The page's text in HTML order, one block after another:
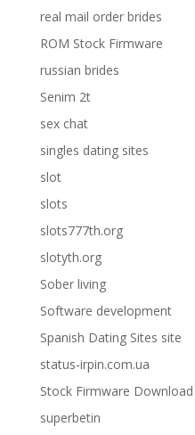
real mail order brides
ROM Stock Firmware
russian brides
Senim 2t
sex chat
singles dating sites
slot
slots
slots777th.org
slotyth.org
Sober living
Software development
Spanish Dating Sites site
status-irpin.com.ua
Stock Firmware Download
superbetin